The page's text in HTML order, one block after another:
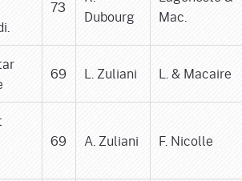
73
Dubourg
Mac.
69 L. Zuliani L. & Macaire
69 A. Zuliani F. Nicolle